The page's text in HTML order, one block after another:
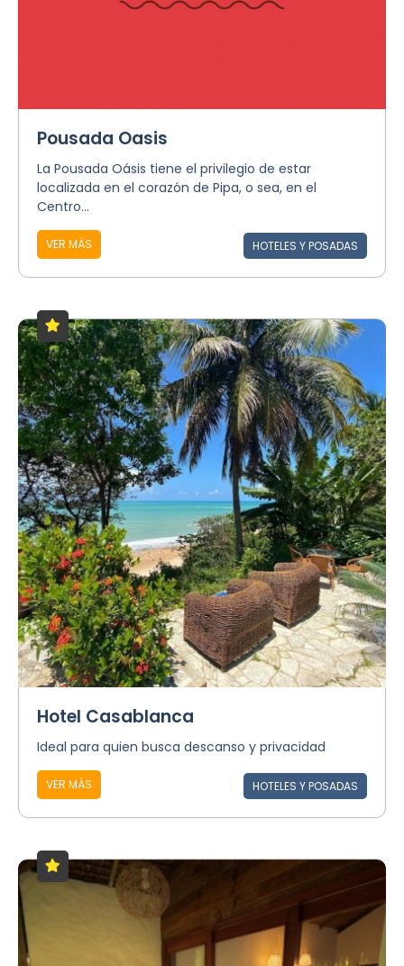
Pousada Oasis
La Pousada Oásis tiene el privilegio de estar
localizada en el corazón de Pipa, o sea, en el
Centro...
VER MÁS HOTELES Y POSADAS
Hotel Casablanca
Ideal para quien busca descanso y privacidad
VER MÁS HOTELES Y POSADAS